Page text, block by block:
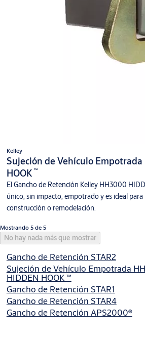
Kelley
Sujeción de Vehículo Empotrada
HOOK ™
El Gancho de Retención Kelley HH3000
único, sin impacto, empotrado y es ideal para
construcción o remodelación.
Mostrando 5 de 5
No hay nada más que mostrar
Gancho de Retención STAR2
Sujeción de Vehículo Empotrada
HIDDEN HOOK ™
Gancho de Retención STAR1
Gancho de Retención STAR4
Gancho de Retención APS2000®